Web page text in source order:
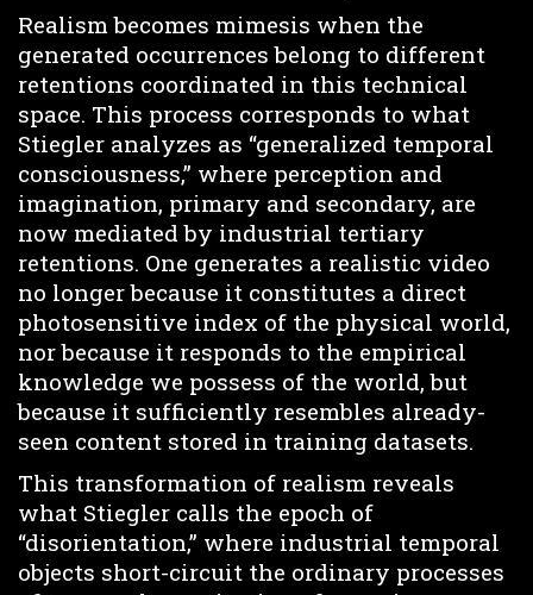
Realism becomes mimesis when the
generated occurrences belong to different
retentions coordinated in this technical
space. This process corresponds to what
Stiegler analyzes as “generalized temporal
consciousness,” where perception and
imagination, primary and secondary, are
now mediated by industrial tertiary
retentions. One generates a realistic video
no longer because it constitutes a direct
photosensitive index of the physical world,
nor because it responds to the empirical
knowledge we possess of the world, but
because it sufficiently resembles already-
seen content stored in training datasets.
This transformation of realism reveals
what Stiegler calls the epoch of
“disorientation,” where industrial temporal
objects short-circuit the ordinary processes